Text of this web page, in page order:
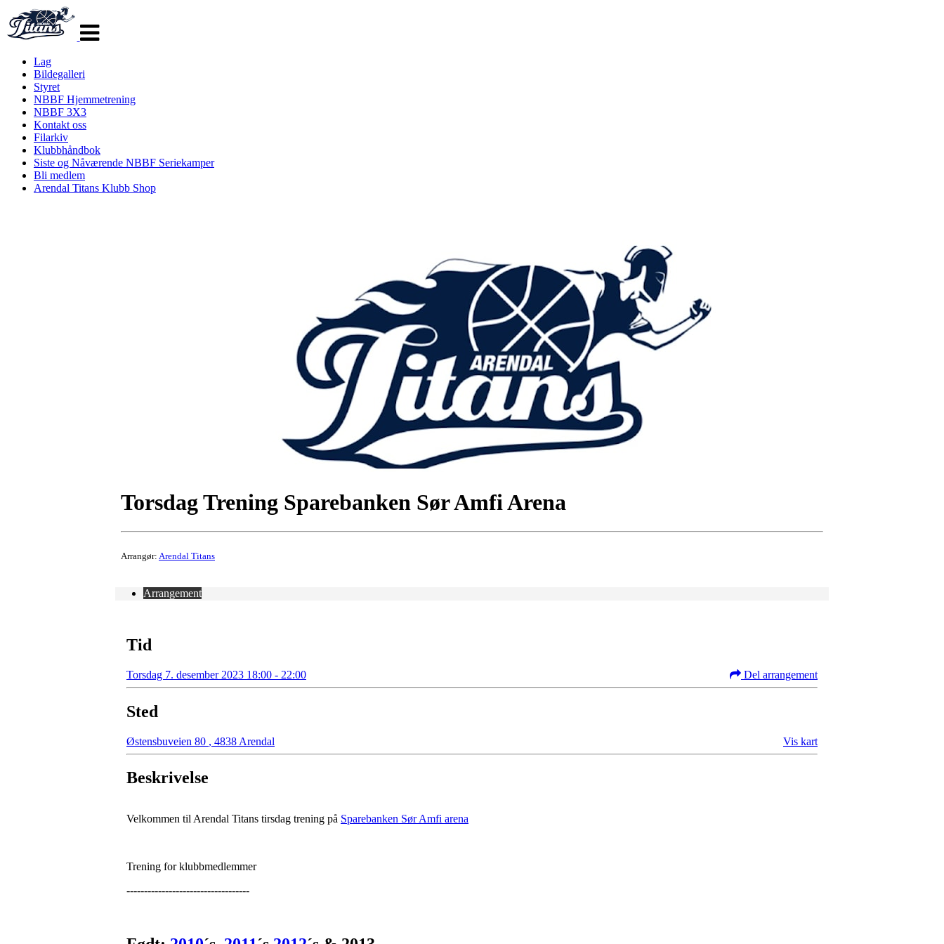
navigasjon
Lag
Bildegalleri
Styret
NBBF Hjemmetrening
NBBF 3X3
Kontakt oss
Filarkiv
Klubbhåndbok
Siste og Nåværende NBBF Seriekamper
Bli medlem
Arendal Titans Klubb Shop
Torsdag Trening Sparebanken Sør Amfi Arena
Arrangør: Arendal Titans
Arrangement
Tid
Torsdag 7. desember 2023 18:00 - 22:00 Del arrangement
Sted
Østensbuveien 80 , 4838 Arendal Vis kart
Beskrivelse
Velkommen til Arendal Titans tirsdag trening på Sparebanken Sør Amfi arena
Trening for klubbmedlemmer
-----------------------------------